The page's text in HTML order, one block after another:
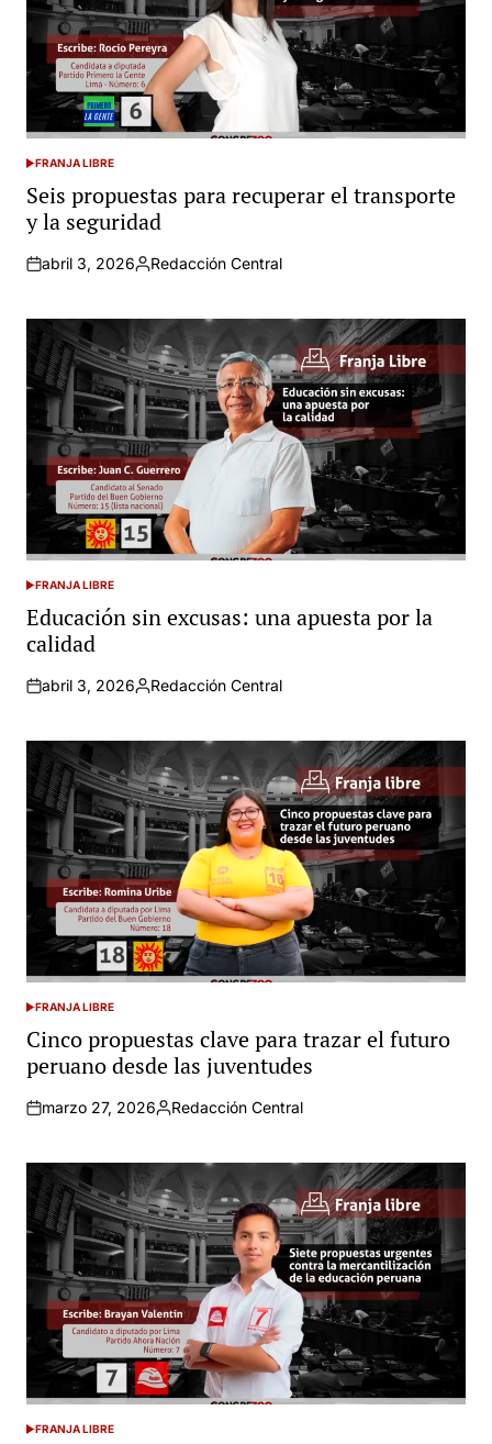
POSTED
IN
FRANJA LIBRE
Seis propuestas para recuperar el transporte
y la seguridad
abril 3, 2026
Posted
Redacción Central
POSTED
IN
FRANJA LIBRE
Educación sin excusas: una apuesta por la
calidad
abril 3, 2026
Posted
Redacción Central
POSTED
IN
FRANJA LIBRE
Cinco propuestas clave para trazar el futuro
peruano desde las juventudes
marzo 27, 2026
Posted
Redacción Central
POSTED
FRANJA LIBRE